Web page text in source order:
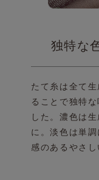
独特な
たて糸は全て
る ことで独特
した。 濃色は
に。淡色は単
感のある やさし